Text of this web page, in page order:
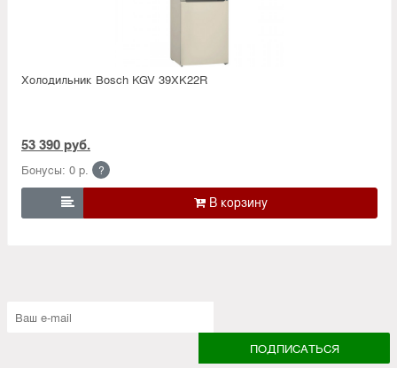
Холодильник Bosсh KGV 39XK22R
53 390 руб.
Бонусы: 0 р. ?
